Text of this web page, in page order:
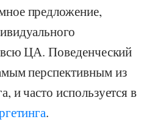
предложение,
всю ЦА. Поведенческий
перспективным из
и часто используется в
.